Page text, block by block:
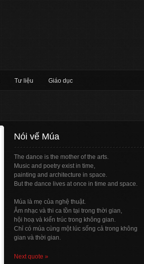
Tư liệu Giáo dục
Nói vế Múa
The dance is the mother of the arts.
Music and poetry exist in time,
painting and architecture in space.
But the dance lives at once in time and space.
Múa là mẹ của nghệ thuật.
Âm nhạc và thi ca tồn tại trong thời gian,
hội hoạ và kiến trúc trong không gian.
Chỉ có múa cùng một lúc sống cả trong không
gian và thời gian.
Next quote »